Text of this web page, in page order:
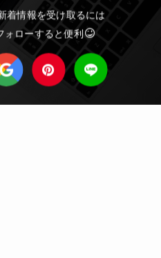
着情報を受け取るには
ォローすると便利